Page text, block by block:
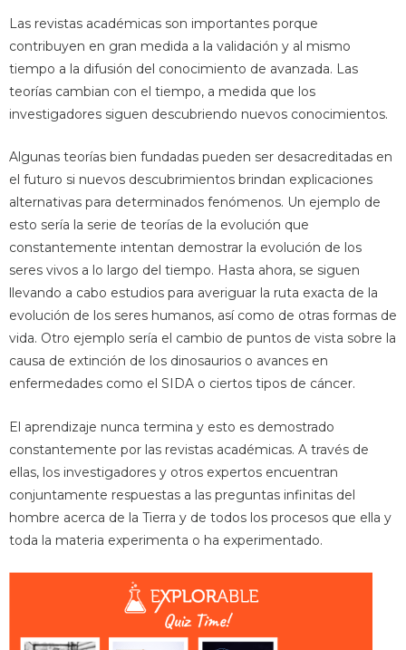
Las revistas académicas son importantes porque
contribuyen en gran medida a la validación y al mismo
tiempo a la difusión del conocimiento de avanzada. Las
teorías cambian con el tiempo, a medida que los
investigadores siguen descubriendo nuevos conocimientos.
Algunas teorías bien fundadas pueden ser desacreditadas en
el futuro si nuevos descubrimientos brindan explicaciones
alternativas para determinados fenómenos. Un ejemplo de
esto sería la serie de teorías de la evolución que
constantemente intentan demostrar la evolución de los
seres vivos a lo largo del tiempo. Hasta ahora, se siguen
llevando a cabo estudios para averiguar la ruta exacta de la
evolución de los seres humanos, así como de otras formas de
vida. Otro ejemplo sería el cambio de puntos de vista sobre la
causa de extinción de los dinosaurios o avances en
enfermedades como el SIDA o ciertos tipos de cáncer.
El aprendizaje nunca termina y esto es demostrado
constantemente por las revistas académicas. A través de
ellas, los investigadores y otros expertos encuentran
conjuntamente respuestas a las preguntas infinitas del
hombre acerca de la Tierra y de todos los procesos que ella y
toda la materia experimenta o ha experimentado.